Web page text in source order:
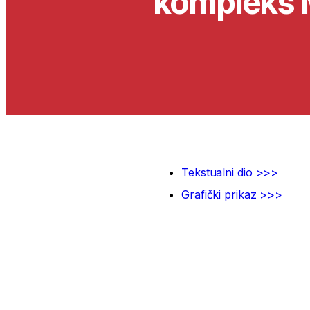
Tekstualni dio >>>
Grafički prikaz >>>